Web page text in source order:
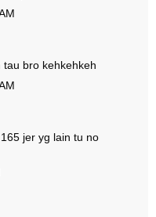
bro kehkehkeh
jer yg lain tu no